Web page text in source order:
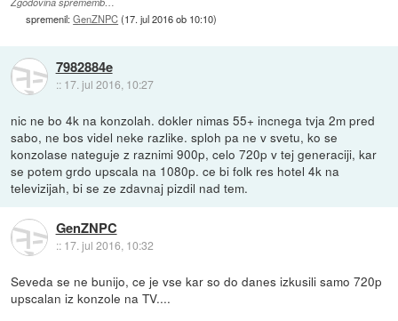
spremenil:GenZNPC(17. jul 2016 ob 10:10)
7982884e
:: 17. jul 2016, 10:27
nic ne bo 4k na konzolah. dokler nimas 55+ incnega tvja 2m pred
sabo, ne bos videl neke razlike. sploh pa ne v svetu, ko se
konzolase nateguje z raznimi 900p, celo 720p v tej generaciji, kar
se potem grdo upscala na 1080p. ce bi folk res hotel 4k na
televizijah, bi se ze zdavnaj pizdil nad tem.
GenZNPC
:: 17. jul 2016, 10:32
Seveda se ne bunijo, ce je vse kar so do danes izkusili samo 720p
upscalan iz konzole na TV....